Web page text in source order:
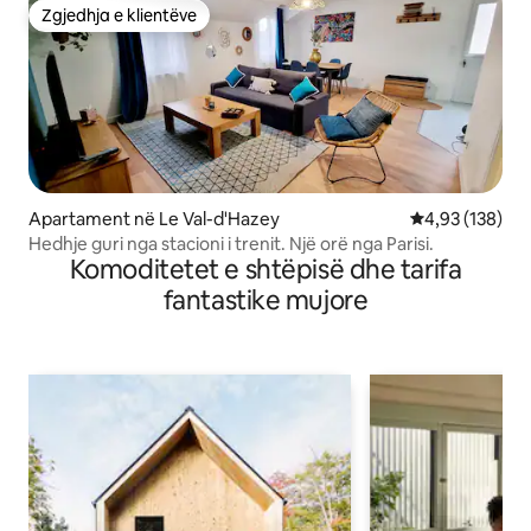
Zgjedhja e klientëve
Zgjedhja e klientëve
Apartament në Le Val-d'Hazey Vlerësimi
4,93 (138)
Hedhje guri nga stacioni i trenit. Një orë nga Parisi.
Komoditetet e shtëpisë dhe tarifa
fantastike mujore